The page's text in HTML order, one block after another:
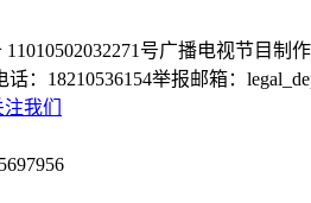
号广播电视节目制
：18210536154举报邮箱：
注我们